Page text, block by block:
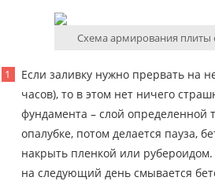
Схема армирования плиты
Если заливку нужно прервать на
часов), то в этом нет ничего
фундамента – слой определенной
опалубке, потом делается пауза,
накрыть пленкой или
на следующий день смывается